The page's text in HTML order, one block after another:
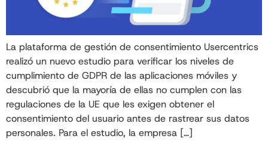
La plataforma de gestión de consentimiento Usercentrics
realizó un nuevo estudio para verificar los niveles de
cumplimiento de GDPR de las aplicaciones móviles y
descubrió que la mayoría de ellas no cumplen con las
regulaciones de la UE que les exigen obtener el
consentimiento del usuario antes de rastrear sus datos
personales. Para el estudio, la empresa […]